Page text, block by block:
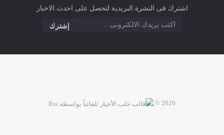
اشترك فى النشرة البريدية لتحصل على احدث الاخبار
2026 ©